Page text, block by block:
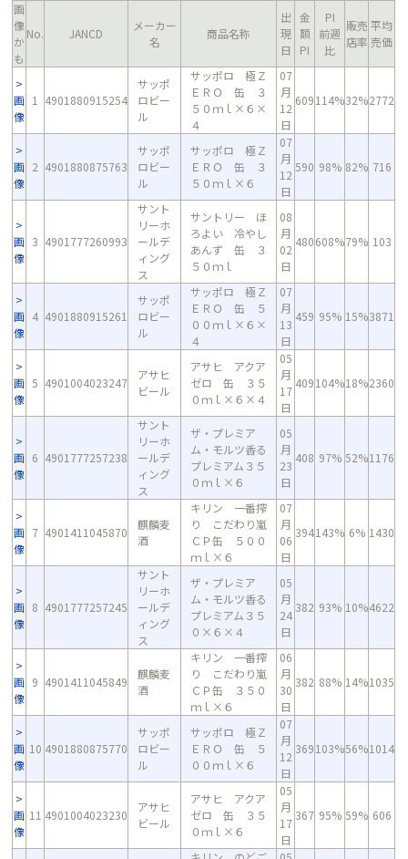
画
像
か
も
No. JANCD
メーカー
名
商品名称
出
現
日
金
額
PI
PI
前週
比
販売
店率
平均
売価
画
像
1 4901880915254
サッポ
ロビー
ル
サッポロ 極Ｚ
ＥＲＯ 缶 ３
５０ｍｌ×６×
４
07
月
12
日
609114%32%2772
画
像
2 4901880875763
サッポ
ロビー
ル
サッポロ 極Ｚ
ＥＲＯ 缶 ３
５０ｍｌ×６
07
月
12
日
590 98% 82% 716
画
像
3 4901777260993
サント
リーホ
ールデ
ィング
ス
サントリー ほ
ろよい 冷やし
あんず 缶 ３
５０ｍｌ
08
月
02
日
480608%79% 103
画
像
4 4901880915261
サッポ
ロビー
ル
サッポロ 極Ｚ
ＥＲＯ 缶 ５
００ｍｌ×６×
４
07
月
13
日
459 95% 15%3871
画
像
5 4901004023247
アサヒ
ビール
アサヒ アクア
ゼロ 缶 ３５
０ｍｌ×６×４
05
月
17
日
409104%18%2360
画
像
6 4901777257238
サント
リーホ
ールデ
ィング
ス
ザ・プレミア
ム・モルツ香る
プレミアム３５
０ｍｌ×６
05
月
23
日
408 97% 52%1176
画
像
7 4901411045870
麒麟麦
酒
キリン 一番搾
り こだわり嵐
ＣＰ缶 ５００
ｍｌ×６
07
月
06
日
394143% 6% 1430
画
像
8 4901777257245
サント
リーホ
ールデ
ィング
ス
ザ・プレミア
ム・モルツ香る
プレミアム３５
０×６×４
05
月
24
日
382 93% 10%4622
画
像
9 4901411045849
麒麟麦
酒
キリン 一番搾
り こだわり嵐
ＣＰ缶 ３５０
ｍｌ×６
06
月
30
日
382 88% 14%1035
画
像
10 4901880875770
サッポ
ロビー
ル
サッポロ 極Ｚ
ＥＲＯ 缶 ５
００ｍｌ×６
07
月
12
日
369103%56%1014
画
像
11 4901004023230
アサヒ
ビール
アサヒ アクア
ゼロ 缶 ３５
０ｍｌ×６
05
月
17
日
367 95% 59% 606